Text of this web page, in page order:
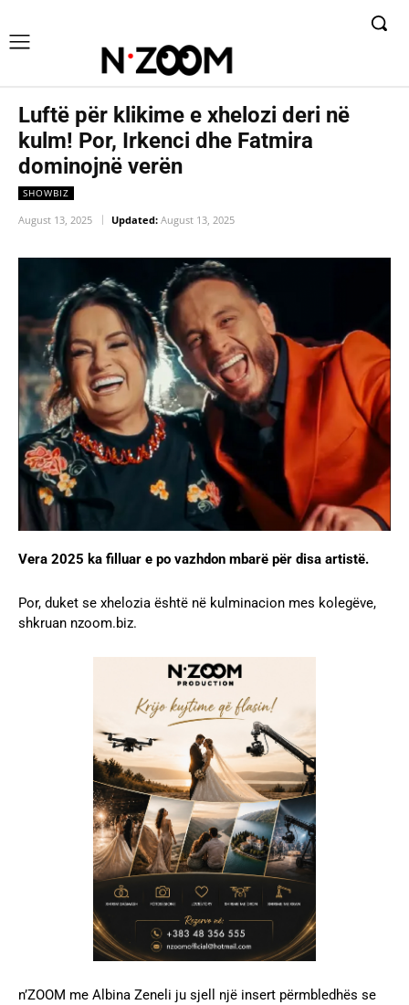
Luftë për klikime e xhelozi deri në
kulm! Por, Irkenci dhe Fatmira
dominojnë verën
SHOWBIZ
August 13, 2025 Updated: August 13, 2025
Vera 2025 ka filluar e po vazhdon mbarë për disa artistë.
Por, duket se xhelozia është në kulminacion mes kolegëve,
shkruan nzoom.biz.
n’ZOOM me Albina Zeneli ju sjell një insert përmbledhës se